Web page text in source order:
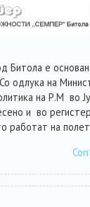
Битола е
одлука на
на Р.М во
и во
работат на